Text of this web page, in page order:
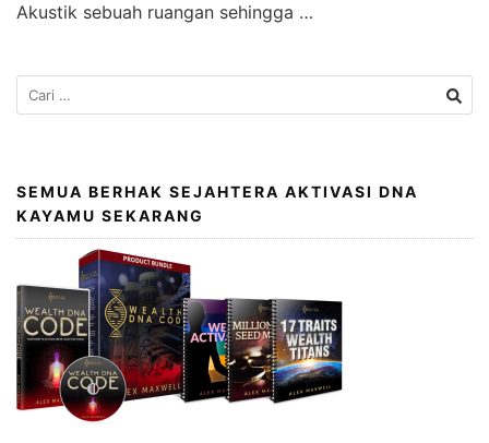
Akustik sebuah ruangan sehingga …
SEMUA BERHAK SEJAHTERA AKTIVASI DNA
KAYAMU SEKARANG